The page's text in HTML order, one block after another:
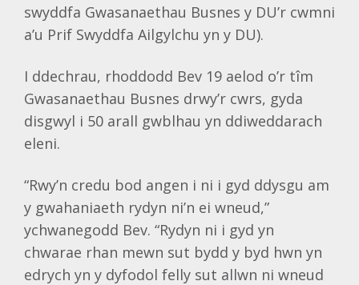
swyddfa Gwasanaethau Busnes y DU’r cwmni
a’u Prif Swyddfa Ailgylchu yn y DU).
I ddechrau, rhoddodd Bev 19 aelod o’r tîm
Gwasanaethau Busnes drwy’r cwrs, gyda
disgwyl i 50 arall gwblhau yn ddiweddarach
eleni.
“Rwy’n credu bod angen i ni i gyd ddysgu am
y gwahaniaeth rydyn ni’n ei wneud,”
ychwanegodd Bev. “Rydyn ni i gyd yn
chwarae rhan mewn sut bydd y byd hwn yn
edrych yn y dyfodol felly sut allwn ni wneud